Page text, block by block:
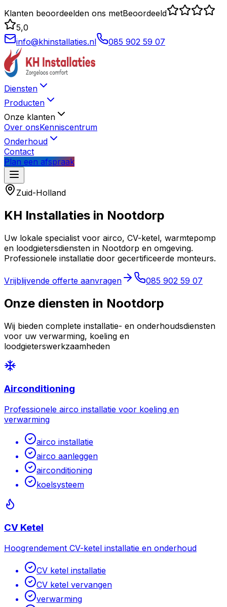
Klanten beoordeelden ons metBeoordeeld
5,0
info@khinstallaties.nl
085 902 59 07
Diensten
Producten
Onze klanten
Over onsKenniscentrum
Onderhoud
Contact
Plan een afspraak
Zuid-Holland
KH Installaties in Nootdorp
Uw lokale specialist voor airco, CV-ketel, warmtepomp
en loodgietersdiensten in Nootdorp en omgeving.
Professionele installatie door gecertificeerde monteurs.
Vrijblijvende offerte aanvragen 085 902 59 07
Onze diensten in Nootdorp
Wij bieden complete installatie- en onderhoudsdiensten
voor uw verwarming, koeling en
loodgieterswerkzaamheden
Airconditioning
Professionele airco installatie voor koeling en
verwarming
airco installatie
airco aanleggen
airconditioning
koelsysteem
CV Ketel
Hoogrendement CV-ketel installatie en onderhoud
CV ketel installatie
CV ketel vervangen
verwarming